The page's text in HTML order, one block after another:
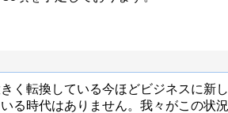
く転換している今ほどビジネスに新
る時代はありません。我々がこの状